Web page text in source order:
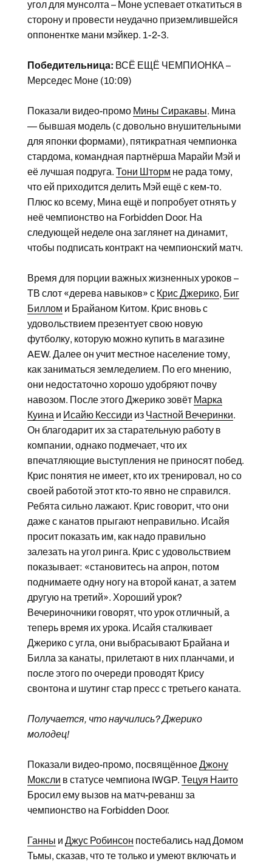
угол для мунсолта – Моне успевает откатиться в
сторону и провести неудачно приземлившейся
оппонентке мани мэйкер. 1-2-3.
Победительница: ВСЁ ЕЩЁ ЧЕМПИОНКА –
Мерседес Моне (10:09)
Показали видео-промо Мины Сиракавы. Мина
— бывшая модель (с довольно внушительными
для японки формами), пятикратная чемпионка
стардома, командная партнёрша Марайи Мэй и
её лучшая подруга. Тони Шторм не рада тому,
что ей приходится делить Мэй ещё с кем-то.
Плюс ко всему, Мина ещё и попробует отнять у
неё чемпионство на Forbidden Door. На
следующей неделе она заглянет на динамит,
чтобы подписать контракт на чемпионский матч.
Время для порции важных жизненных уроков –
ТВ слот «дерева навыков» с Крис Джерико, Биг
Биллом и Брайаном Китом. Крис вновь с
удовольствием презентует свою новую
футболку, которую можно купить в магазине
AEW. Далее он учит местное население тому,
как заниматься земледелием. По его мнению,
они недостаточно хорошо удобряют почву
навозом. После этого Джерико зовёт Марка
Куина и Исайю Кессиди из Частной Вечеринки.
Он благодарит их за старательную работу в
компании, однако подмечает, что их
впечатляющие выступления не приносят побед.
Крис понятия не имеет, кто их тренировал, но со
своей работой этот кто-то явно не справился.
Ребята сильно лажают. Крис говорит, что они
даже с канатов прыгают неправильно. Исайя
просит показать им, как надо правильно
залезать на угол ринга. Крис с удовольствием
показывает: «становитесь на апрон, потом
поднимаете одну ногу на второй канат, а затем
другую на третий». Хороший урок?
Вечериночники говорят, что урок отличный, а
теперь время их урока. Исайя сталкивает
Джерико с угла, они выбрасывают Брайана и
Билла за канаты, прилетают в них планчами, и
после этого по очереди проводят Крису
свонтона и шутинг стар пресс с третьего каната.
Получается, что научились? Джерико
молодец!
Показали видео-промо, посвящённоеДжону
Моксли в статусе чемпиона IWGP. Тецуя Наито
Бросил ему вызов на матч-реванш за
чемпионство на Forbidden Door.
Ганны и Джус Робинсон постебались над Домом
Тьмы, сказав, что те только и умеют включать и